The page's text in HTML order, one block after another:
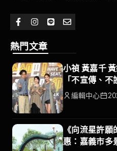
熱門文章
小禎 黃嘉千
「不宣傳、不
編輯中心
《向流星許
惠：嘉義市多